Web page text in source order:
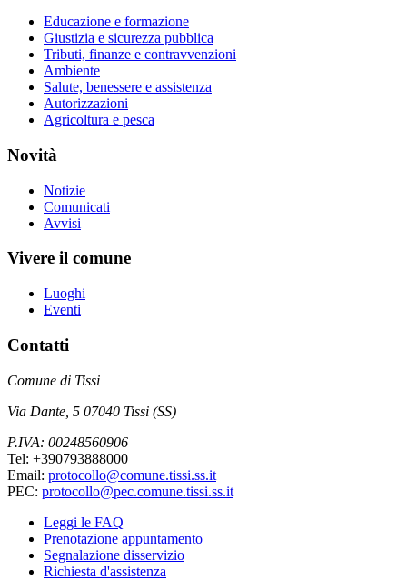
Educazione e formazione
Giustizia e sicurezza pubblica
Tributi, finanze e contravvenzioni
Ambiente
Salute, benessere e assistenza
Autorizzazioni
Agricoltura e pesca
Novità
Notizie
Comunicati
Avvisi
Vivere il comune
Luoghi
Eventi
Contatti
Comune di Tissi
Via Dante, 5 07040 Tissi (SS)
P.IVA: 00248560906
Tel: +390793888000
Email: protocollo@comune.tissi.ss.it
PEC: protocollo@pec.comune.tissi.ss.it
Leggi le FAQ
Prenotazione appuntamento
Segnalazione disservizio
Richiesta d'assistenza